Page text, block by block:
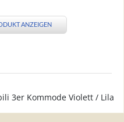
ANZEIGEN
3er Kommode Violett / Lila